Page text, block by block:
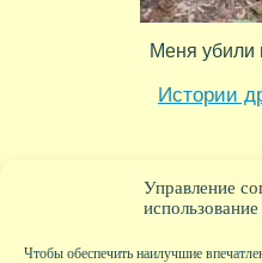
Управление
Чтобы обеспечить наилучшие
Меня убили
Истории